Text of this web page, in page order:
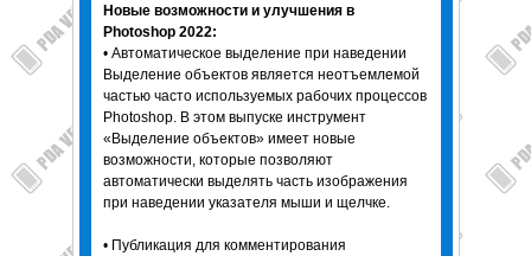
Новые возможности и улучшения в
Photoshop 2022:
• Автоматическое выделение при наведении
Выделение объектов является неотъемлемой
частью часто используемых рабочих процессов
Photoshop. В этом выпуске инструмент
«Выделение объектов» имеет новые
возможности, которые позволяют
автоматически выделять часть изображения
при наведении указателя мыши и щелчке.
• Публикация для комментирования